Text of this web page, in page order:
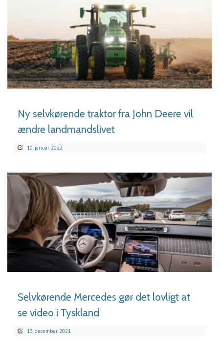
LÆS MERE
Ny selvkørende traktor fra John Deere vil
ændre landmandslivet
10. januar 2022
LÆS MERE
Selvkørende Mercedes gør det lovligt at
se video i Tyskland
13. december 2021